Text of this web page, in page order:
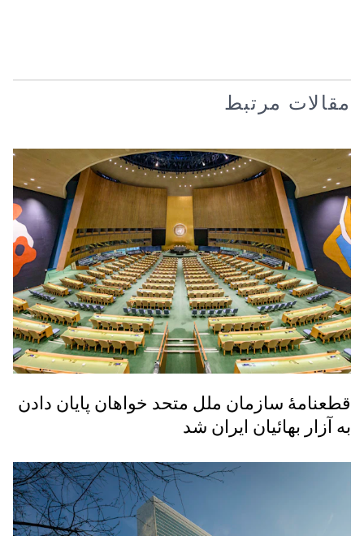
مقالات مرتبط
قطعنامهٔ سازمان ملل متحد خواهان پایان دادن
به آزار بهائیان ایران شد